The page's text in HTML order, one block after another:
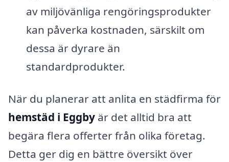
av miljövänliga rengöringsprodukter
kan påverka kostnaden, särskilt om
dessa är dyrare än
standardprodukter.
När du planerar att anlita en städfirma för
hemstäd i Eggby är det alltid bra att
begära flera offerter från olika företag.
Detta ger dig en bättre översikt över